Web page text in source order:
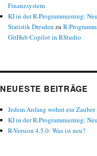
Finanzsystem
KI in der R-Programmierung:
Statistik Dresden zuR-
GitHub Copilot in RStudio
NEUESTE BEITRÄGE
Jedem Anfang wohnt ein
KI in der R-Programmierung:
R-Version 4.5.0: Was ist neu?